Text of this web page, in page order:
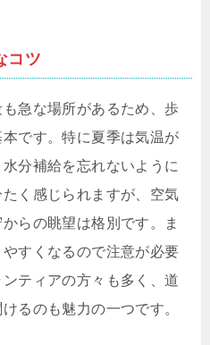
コツ
急な場所があるため、歩
です。特に夏季は気温が
分補給を忘れないように
く感じられますが、空気
らの眺望は格別です。ま
すくなるので注意が必要
ティアの方々も多く、道
るのも魅力の一つです。